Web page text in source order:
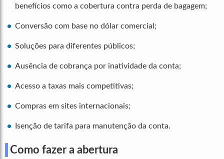
benefícios como a cobertura contra perda de bagagem;
Conversão com base no dólar comercial;
Soluções para diferentes públicos;
Ausência de cobrança por inatividade da conta;
Acesso a taxas mais competitivas;
Compras em sites internacionais;
Isenção de tarifa para manutenção da conta.
Como fazer a abertura